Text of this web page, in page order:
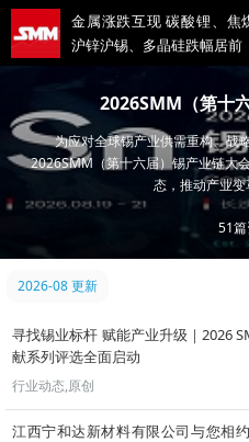
金属涨跌互现 碳酸锂、焦
沪锌沪锡、多晶硅跌幅居前
【汽车会】安安新材料
ASCC2026（第八届）汽车
为有色行业打造的神器
2026SMM（第十
为应对全球锡产业供需重构、战
2026SMM（第十六届）锡产业链大
态，推动产业变
51
2026-08 更新
寻找锡业标杆 赋能产业升级｜2026
献系列评选全面启动
行业动态,原创
江西宁和达新材料有限公司与您相